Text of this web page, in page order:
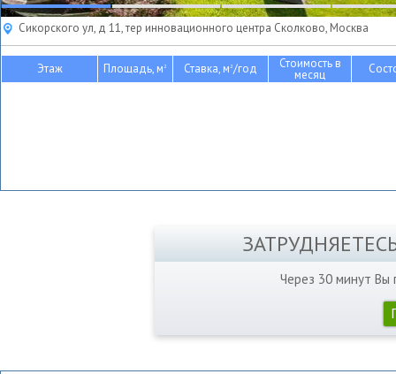
Сикорского ул, д 11, тер инновационного центра Сколково, Москва
Этаж Площадь, м2 Ставка, м2/год Стоимость в
месяц
Через 30 минут Вы